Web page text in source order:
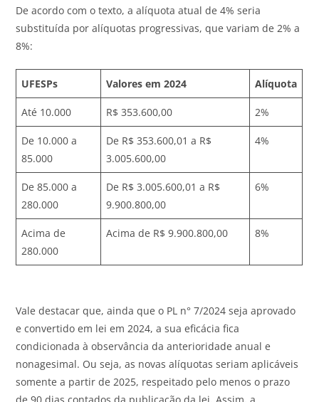
De acordo com o texto, a alíquota atual de 4% seria
substituída por alíquotas progressivas, que variam de 2% a
8%:
UFESPs Valores em 2024 Alíquota
Até 10.000 R$ 353.600,00 2%
De 10.000 a
85.000
De R$ 353.600,01 a R$
3.005.600,00
4%
De 85.000 a
280.000
De R$ 3.005.600,01 a R$
9.900.800,00
6%
Acima de
280.000
Acima de R$ 9.900.800,00 8%
Vale destacar que, ainda que o PL n° 7/2024 seja aprovado
e convertido em lei em 2024, a sua eficácia fica
condicionada à observância da anterioridade anual e
nonagesimal. Ou seja, as novas alíquotas seriam aplicáveis
somente a partir de 2025, respeitado pelo menos o prazo